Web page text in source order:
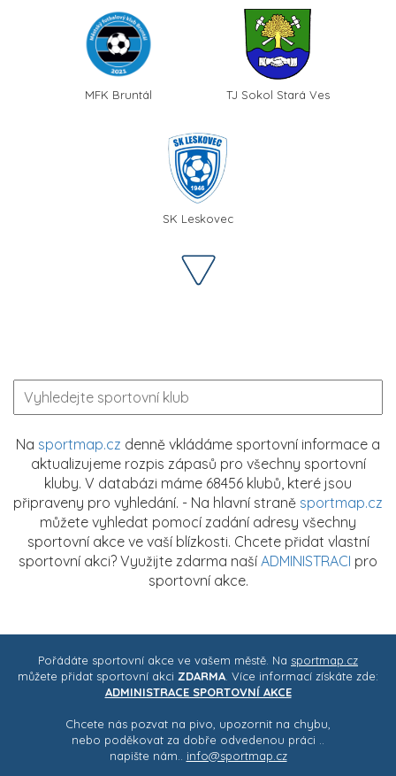
MFK Bruntál TJ Sokol Stará Ves
SK Leskovec
Na sportmap.cz denně vkládáme sportovní informace a
aktualizujeme rozpis zápasů pro všechny sportovní
kluby. V databázi máme 68456 klubů, které jsou
připraveny pro vyhledání. - Na hlavní straně sportmap.cz
můžete vyhledat pomocí zadání adresy všechny
sportovní akce ve vaší blízkosti. Chcete přidat vlastní
sportovní akci? Využijte zdarma naší ADMINISTRACI pro
sportovní akce.
Pořádáte sportovní akce ve vašem městě. Na sportmap.cz
můžete přidat sportovní akci ZDARMA . Více informací získáte zde:
ADMINISTRACE SPORTOVNÍ AKCE
Chcete nás pozvat na pivo, upozornit na chybu,
nebo poděkovat za dobře odvedenou práci ..
napište nám.. info@sportmap.cz